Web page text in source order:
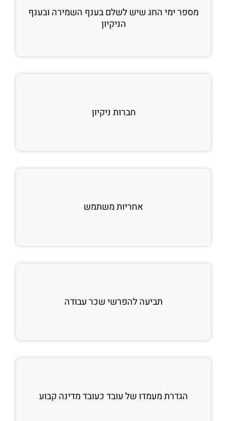
מספר ימי החג שיש לשלם בענף השמירה ובענף
הניקיון
חברות ניקיון
אחריות משתמש
תביעה להפרשי שכר עבודה
הגדרת מעמדו של עובד כעובד מדינה קבוע